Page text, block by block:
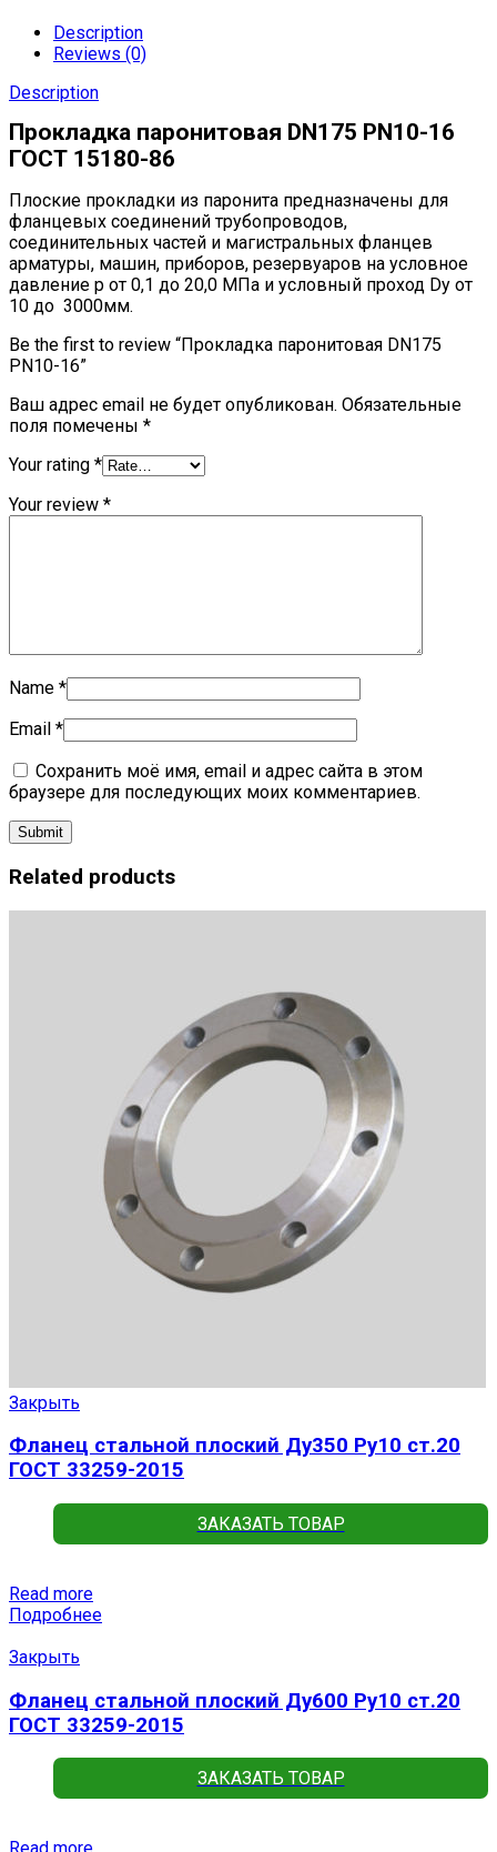
Description
Reviews (0)
Description
Прокладка паронитовая DN175 РN10-16
ГОСТ 15180-86
Плоские прокладки из паронита предна­значены для
фланцевых соединений трубопро­водов,
соединительных частей и магистраль­ных фланцев
арматуры, машин, приборов, резервуаров на условное
давление р от 0,1 до 20,0 МПа и условный проход Dу от
10 до 3000мм.
Be the first to review “Прокладка паронитовая DN175
РN10-16”
Ваш адрес email не будет опубликован. Обязательные
поля помечены *
Your rating *
Your review *
Name *
Email *
Сохранить моё имя, email и адрес сайта в этом
браузере для последующих моих комментариев.
Related products
Закрыть
Фланец стальной плоский Ду350 Ру10 ст.20
ГОСТ 33259-2015
ЗАКАЗАТЬ ТОВАР
Read more
Подробнее
Закрыть
Фланец стальной плоский Ду600 Ру10 ст.20
ГОСТ 33259-2015
ЗАКАЗАТЬ ТОВАР